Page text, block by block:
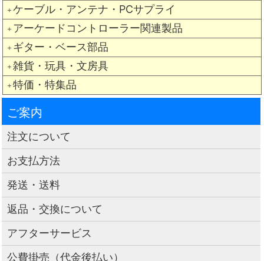
＋ ケーブル・アンテナ・PCサプライ
＋ アーケードコントローラー関連製品
＋ ギター・ベース部品
＋ 雑貨・玩具・文房具
＋ 特価・特集品
ご案内
注文について
お支払方法
発送・送料
返品・交換について
アフターサービス
公費掛売（代金後払い）